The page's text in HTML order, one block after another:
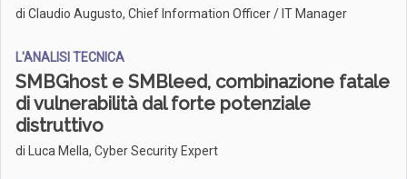
di Claudio Augusto, Chief Information Officer / IT Manager
L'ANALISI TECNICA
SMBGhost e SMBleed, combinazione fatale
di vulnerabilità dal forte potenziale
distruttivo
di Luca Mella, Cyber Security Expert